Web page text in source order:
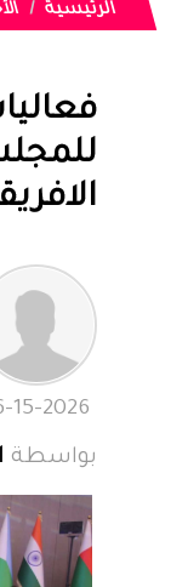
الرئيسية
بواسطة